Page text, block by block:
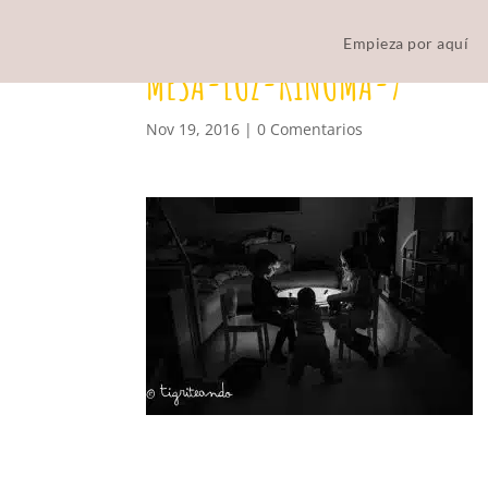
Empieza por aquí
MESA-LUZ-KINUMA-7
Nov 19, 2016 |0 Comentarios